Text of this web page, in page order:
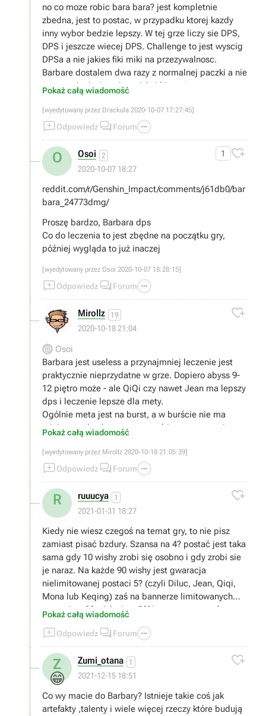
no co moze robic bara bara? jest kompletnie
zbedna, jest to postac, w przypadku ktorej kazdy
inny wybor bedzie lepszy. W tej grze liczy sie DPS,
DPS i jeszcze wiecej DPS. Challenge to jest wyscig
DPSa a nie jakies fiki miki na przezywalnosc.
Barbare dostalem dwa razy z normalnej paczki a nie
promocyjnej wiec nie wciskaj kitow ;)
Pokaż całą wiadomość
[wyedytowany przez Drackula 2020-10-07 17:27:45]
Odpowiedz  Forum 
O Osoi 2
2020-10-07 18:27
1 
reddit.com/r/Genshin_Impact/comments/j61db0/bar
bara_24773dmg/
Proszę bardzo, Barbara dps
Co do leczenia to jest zbędne na początku gry,
później wygląda to już inaczej
[wyedytowany przez Osoi 2020-10-07 18:28:15]
Odpowiedz  Forum 
Mirollz 19
2020-10-18 21:04

Osoi
Barbara jest useless a przynajmniej leczenie jest
praktycznie nieprzydatne w grze. Dopiero abyss 9-
12 piętro może - ale QiQi czy nawet Jean ma lepszy
dps i leczenie lepsze dla mety.
Ogólnie meta jest na burst, a w burście nie ma
miejsca na heal (sporo wyzwań jest na czas, nie na
wytrzymalość). Poza tym praktycznie 95% contentu
jest na tyle łatwe, ze heal jest po prostu zbędny
przez większość czasu.
To że na filmiku ktoś robi duży dps na ognistej elitce
to nic nie znaczy :).
Pokaż całą wiadomość
[wyedytowany przez Mirollz 2020-10-18 21:05:39]
Odpowiedz  Forum 
R ruuucya 1
2021-01-31 18:27

Kiedy nie wiesz czegoś na temat gry, to nie pisz
zamiast pisać bzdury. Szansa na 4? postać jest taka
sama gdy 10 wishy zrobi się osobno i gdy zrobi sie
je naraz. Na każde 90 wishy jest gwaracja
nielimitowanej postaci 5? (czyli Diluc, Jean, Qiqi,
Mona lub Keqing) zaś na bannerze limitowanych
postaci za 90 wishy jest 50% szans na postać
limitowaną i 50% na jedną z nielimitowanych. Na
180 wishy na bannerze limitowanym jest 100%
szansy trafienia postaci limitowanej. Losowanie
postsci w genshin to prosty mechanizm gacha i to w
jakim miejscu lub w jaki sposób robi się wishe nic
nie zmienia
Pokaż całą wiadomość
Odpowiedz  Forum 
Z
😁
Zumi_otana 1
2021-12-15 18:51

Co wy macie do Barbary? Istnieje takie coś jak
artefakty ,talenty i wiele więcej rzeczy które budują